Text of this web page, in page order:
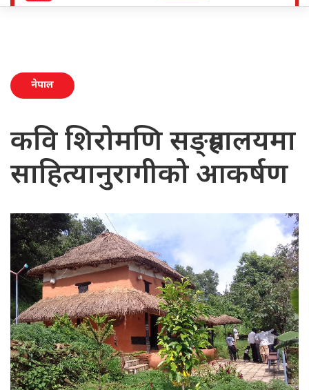
नेपाल
कवि शिरोमणि सङ्ग्रहालयमा
साहित्यानुरागीको आकर्षण